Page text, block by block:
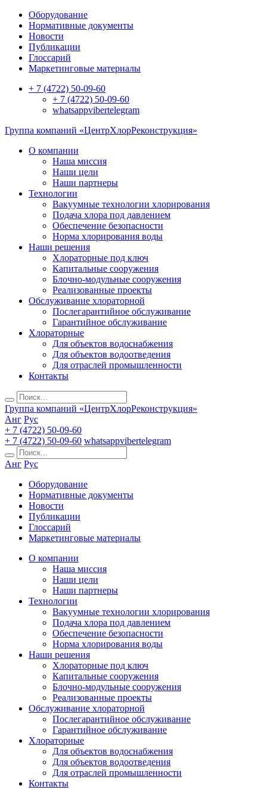
Оборудование
Нормативные документы
Новости
Публикации
Глоссарий
Маркетинговые материалы
+ 7 (4722) 50-09-60
+ 7 (4722) 50-09-60
whatsappvibertelegram
Группа компаний «ЦентрХлорРеконструкция»
О компании
Наша миссия
Наши цели
Наши партнеры
Технологии
Вакуумные технологии хлорирования
Подача хлора под давлением
Обеспечение безопасности
Норма хлорирования воды
Наши решения
Хлораторные под ключ
Капитальные сооружения
Блочно-модульные сооружения
Реализованные проекты
Обслуживание хлораторной
Послегарантийное обслуживание
Гарантийное обслуживание
Хлораторные
Для объектов водоснабжения
Для объектов водоотведения
Для отраслей промышленности
Контакты
Группа компаний «ЦентрХлорРеконструкция»
Анг Рус
+ 7 (4722) 50-09-60
+ 7 (4722) 50-09-60 whatsappvibertelegram
Анг Рус
Оборудование
Нормативные документы
Новости
Публикации
Глоссарий
Маркетинговые материалы
О компании
Наша миссия
Наши цели
Наши партнеры
Технологии
Вакуумные технологии хлорирования
Подача хлора под давлением
Обеспечение безопасности
Норма хлорирования воды
Наши решения
Хлораторные под ключ
Капитальные сооружения
Блочно-модульные сооружения
Реализованные проекты
Обслуживание хлораторной
Послегарантийное обслуживание
Гарантийное обслуживание
Хлораторные
Для объектов водоснабжения
Для объектов водоотведения
Для отраслей промышленности
Контакты